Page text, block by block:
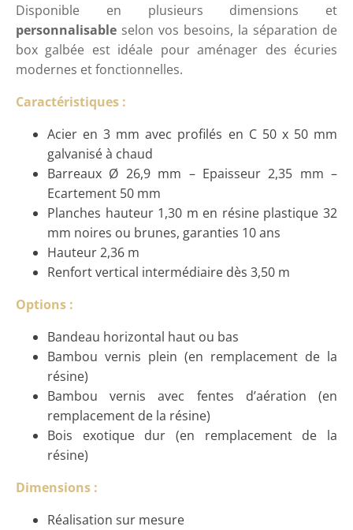
Disponible en plusieurs dimensions et
personnalisable selon vos besoins, la séparation de
box galbée est idéale pour aménager des écuries
modernes et fonctionnelles.
Caractéristiques :
Acier en 3 mm avec profilés en C 50 x 50 mm
galvanisé à chaud
Barreaux Ø 26,9 mm – Epaisseur 2,35 mm –
Ecartement 50 mm
Planches hauteur 1,30 m en résine plastique 32
mm noires ou brunes, garanties 10 ans
Hauteur 2,36 m
Renfort vertical intermédiaire dès 3,50 m
Options :
Bandeau horizontal haut ou bas
Bambou vernis plein (en remplacement de la
résine)
Bambou vernis avec fentes d’aération (en
remplacement de la résine)
Bois exotique dur (en remplacement de la
résine)
Dimensions :
Réalisation sur mesure